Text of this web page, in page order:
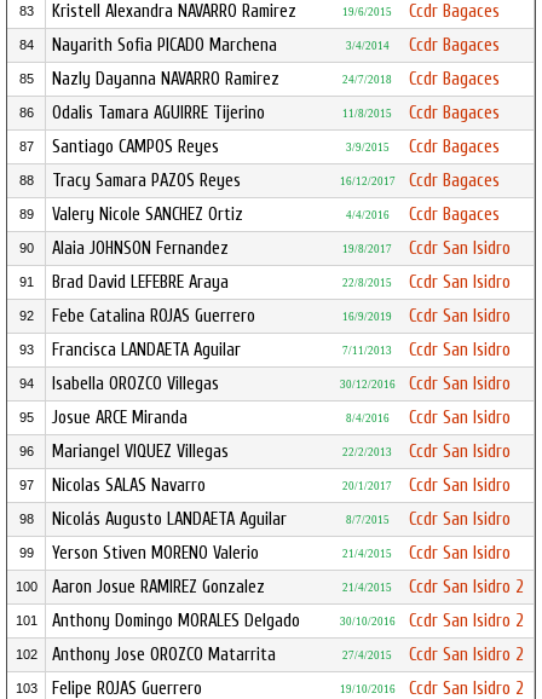
83 Kristell Alexandra NAVARRO Ramirez 19/6/2015 Ccdr Bagaces
84 Nayarith Sofia PICADO Marchena 3/4/2014 Ccdr Bagaces
85 Nazly Dayanna NAVARRO Ramirez 24/7/2018 Ccdr Bagaces
86 Odalis Tamara AGUIRRE Tijerino 11/8/2015 Ccdr Bagaces
87 Santiago CAMPOS Reyes 3/9/2015 Ccdr Bagaces
88 Tracy Samara PAZOS Reyes 16/12/2017 Ccdr Bagaces
89 Valery Nicole SANCHEZ Ortiz 4/4/2016 Ccdr Bagaces
90 Alaia JOHNSON Fernandez 19/8/2017 Ccdr San Isidro
91 Brad David LEFEBRE Araya 22/8/2015 Ccdr San Isidro
92 Febe Catalina ROJAS Guerrero 16/9/2019 Ccdr San Isidro
93 Francisca LANDAETA Aguilar 7/11/2013 Ccdr San Isidro
94 Isabella OROZCO Villegas 30/12/2016 Ccdr San Isidro
95 Josue ARCE Miranda 8/4/2016 Ccdr San Isidro
96 Mariangel VIQUEZ Villegas 22/2/2013 Ccdr San Isidro
97 Nicolas SALAS Navarro 20/1/2017 Ccdr San Isidro
98 Nicolás Augusto LANDAETA Aguilar 8/7/2015 Ccdr San Isidro
99 Yerson Stiven MORENO Valerio 21/4/2015 Ccdr San Isidro
100 Aaron Josue RAMIREZ Gonzalez 21/4/2015 Ccdr San Isidro 2
101 Anthony Domingo MORALES Delgado 30/10/2016 Ccdr San Isidro 2
102 Anthony Jose OROZCO Matarrita 27/4/2015 Ccdr San Isidro 2
103 Felipe ROJAS Guerrero 19/10/2016 Ccdr San Isidro 2